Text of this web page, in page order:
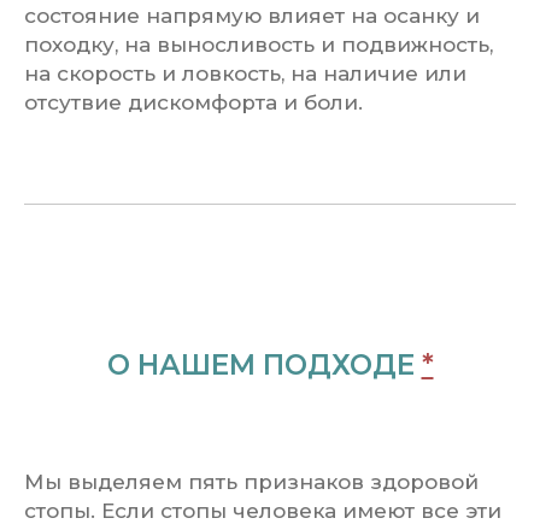
состояние напрямую влияет на осанку и
походку, на выносливость и подвижность,
на скорость и ловкость, на наличие или
отсутвие дискомфорта и боли.
О НАШЕМ ПОДХОДЕ *
Мы выделяем пять признаков здоровой
стопы. Если стопы человека имеют все эти